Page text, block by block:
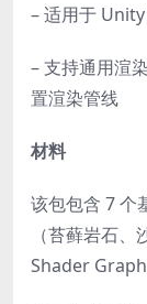
– 适用于
– 支持通用渲
置渲染管线
材料
该包包含 7 个
（苔藓岩石
Shader Graph